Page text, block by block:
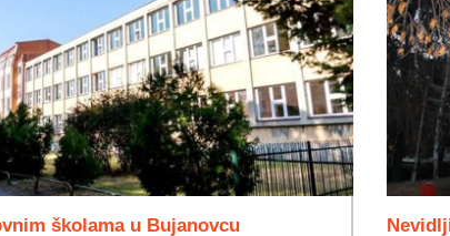
školama u Bujanovcu